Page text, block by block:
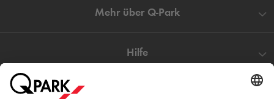
Mehr über Q-Park
Hilfe